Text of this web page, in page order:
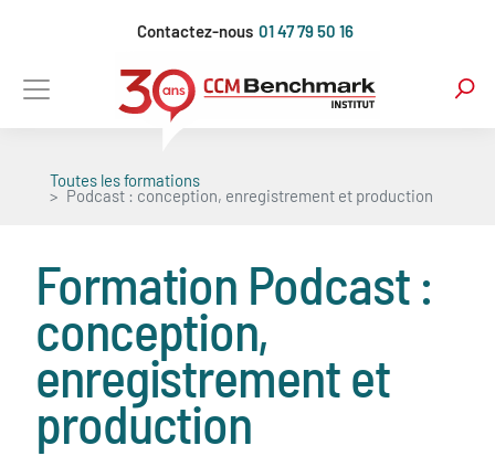
principal
Contactez-nous 01 47 79 50 16
Toutes les formations
Podcast : conception, enregistrement et production
Formation Podcast :
conception,
enregistrement et
production